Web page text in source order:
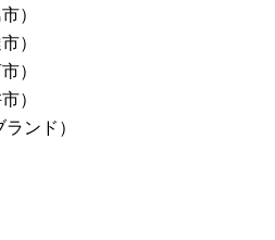
）
）
）
）
ンド）